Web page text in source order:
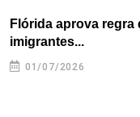
Flórida aprova
imigrantes...
01/07/2026